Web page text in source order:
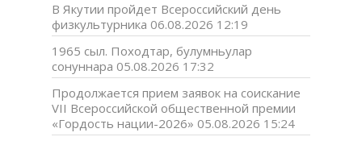
В Якутии пройдет Всероссийский день
физкультурника 06.08.2026 12:19
1965 сыл. Походтар, булумньулар
сонуннара 05.08.2026 17:32
Продолжается прием заявок на соискание
VII Всероссийской общественной премии
«Гордость нации-2026» 05.08.2026 15:24